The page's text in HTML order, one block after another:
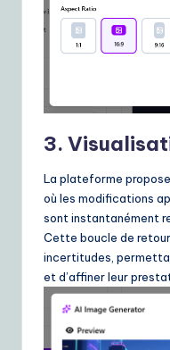
3.
La plateforme
où les modifications
sont instantanément
Cette boucle de
incertitudes,
et d’affiner leur